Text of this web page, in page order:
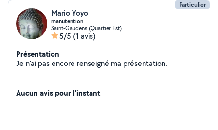
Particulier
Mario Yoyo
manutention
Saint-Gaudens (Quartier Est)
5/5 (1 avis)
Présentation
Je n'ai pas encore renseigné ma présentation.
Aucun avis pour l'instant